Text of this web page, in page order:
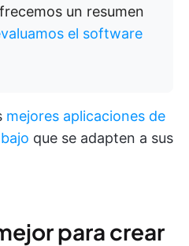
un resumen
el software
mejores aplicaciones de
que se adapten a sus
para crear